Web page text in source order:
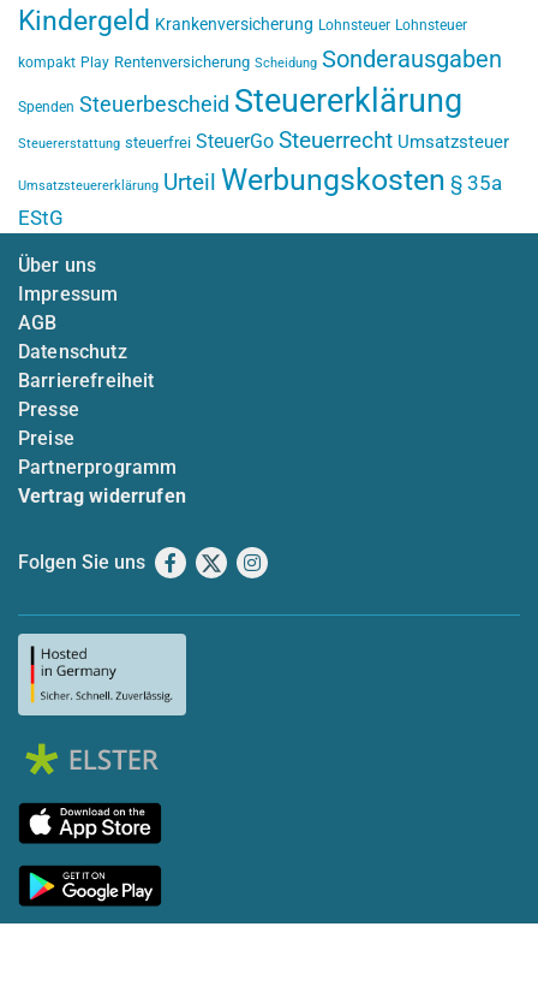
Kindergeld Krankenversicherung Lohnsteuer Lohnsteuer
kompakt Play Rentenversicherung Scheidung Sonderausgaben
Spenden Steuerbescheid Steuererklärung
Steuererstattung steuerfrei SteuerGo Steuerrecht Umsatzsteuer
Umsatzsteuererklärung Urteil Werbungskosten § 35a
EStG
Über uns
Impressum
AGB
Datenschutz
Barrierefreiheit
Presse
Preise
Partnerprogramm
Vertrag widerrufen
Folgen Sie uns Facebook
X Instagram